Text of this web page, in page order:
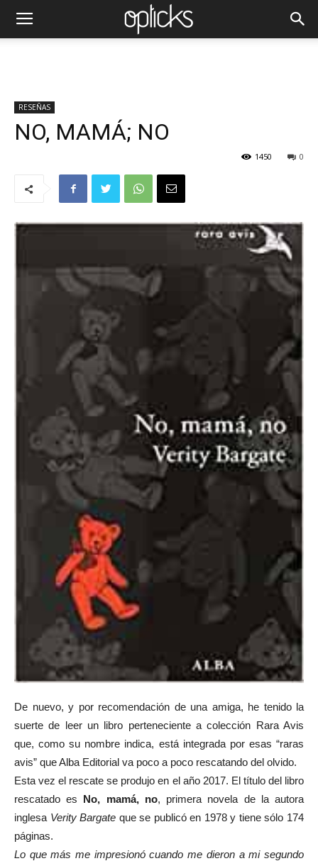
RESEÑAS
NO, MAMÁ; NO
0
1450
De nuevo, y por recomendación de una amiga, he tenido la
suerte de leer un libro perteneciente a colección Rara Avis
que, como su nombre indica, está integrada por esas “raras
avis” que Alba Editorial va poco a poco rescatando del olvido.
Esta vez el rescate se produjo en el año 2017. El título del libro
rescatado es No, mamá, no, primera novela de la autora
inglesa Verity Bargate que se publicó en 1978 y tiene sólo 174
páginas.
Lo que más me impresionó cuando me dieron a mi segundo